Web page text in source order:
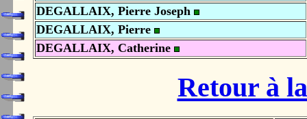
DEGALLAIX, Pierre Joseph
DEGALLAIX, Pierre
DEGALLAIX, Catherine
Retour à